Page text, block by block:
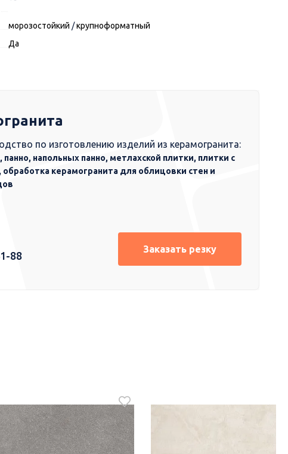
морозостойкий /крупноформатный
Да
по изготовлению изделий из керамогранита:
панно, напольных панно, метлахской плитки, плитки с
керамогранита для облицовки стен и
Заказать резку
88